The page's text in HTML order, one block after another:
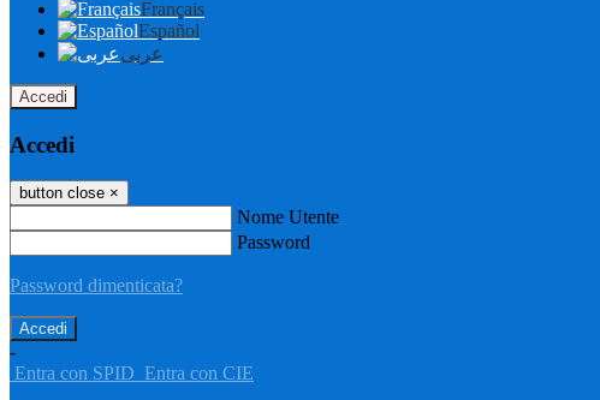
Français
Español
عربى
Accedi
Accedi
button close ×
Nome Utente
Password
Password dimenticata?
-
Entra con SPID Entra con CIE